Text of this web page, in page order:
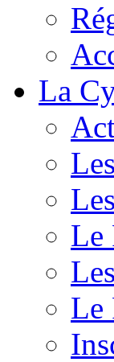
La
Le
Le